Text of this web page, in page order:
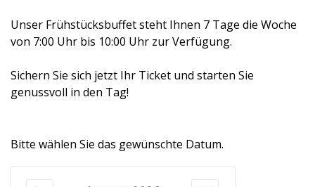
Unser Frühstücksbuffet steht Ihnen 7 Tage die Woche
von 7:00 Uhr bis 10:00 Uhr zur Verfügung.
Sichern Sie sich jetzt Ihr Ticket und starten Sie
genussvoll in den Tag!
Bitte wählen Sie das gewünschte Datum.